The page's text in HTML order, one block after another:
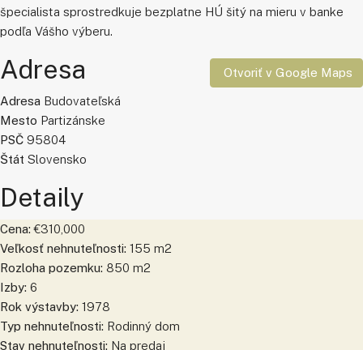
špecialista sprostredkuje bezplatne HÚ šitý na mieru v banke
podľa Vášho výberu.
Adresa Otvoriť v Google Maps
Adresa Budovateľská
Mesto Partizánske
PSČ 95804
Štát Slovensko
Detaily
Cena: €310,000
Veľkosť nehnuteľnosti: 155 m2
Rozloha pozemku: 850 m2
Izby: 6
Rok výstavby: 1978
Typ nehnuteľnosti: Rodinný dom
Stav nehnuteľnosti: Na predaj